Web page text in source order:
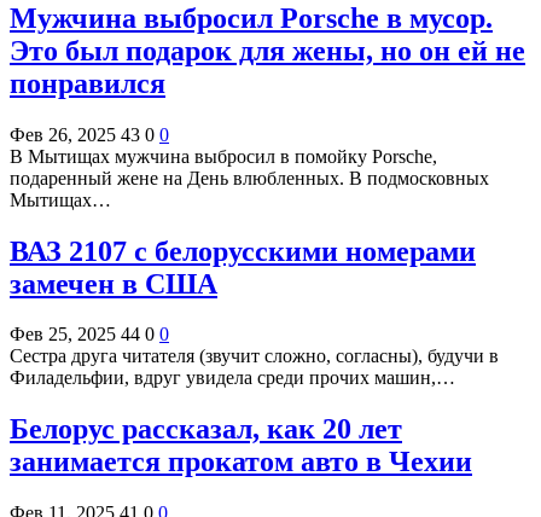
Мужчина выбросил Porsche в мусор.
Это был подарок для жены, но он ей не
понравился
Фев 26, 2025 43 0 0
В Мытищах мужчина выбросил в помойку Porsche,
подаренный жене на День влюбленных. В подмосковных
Мытищах…
ВАЗ 2107 с белорусскими номерами
замечен в США
Фев 25, 2025 44 0 0
Сестра друга читателя (звучит сложно, согласны), будучи в
Филадельфии, вдруг увидела среди прочих машин,…
Белорус рассказал, как 20 лет
занимается прокатом авто в Чехии